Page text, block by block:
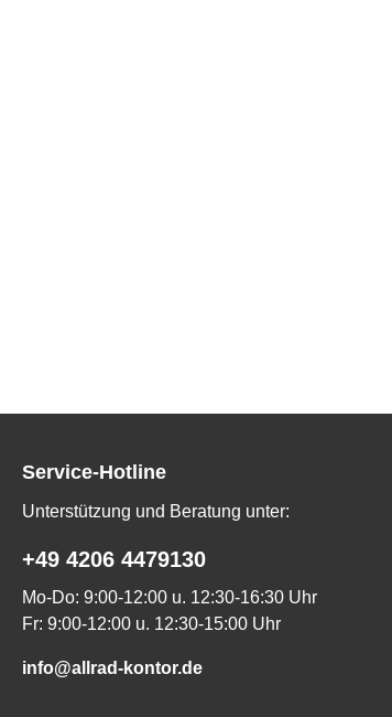
Service-Hotline
Unterstützung und Beratung unter:
+49 4206 4479130
Mo-Do: 9:00-12:00 u. 12:30-16:30 Uhr
Fr: 9:00-12:00 u. 12:30-15:00 Uhr
info@allrad-kontor.de